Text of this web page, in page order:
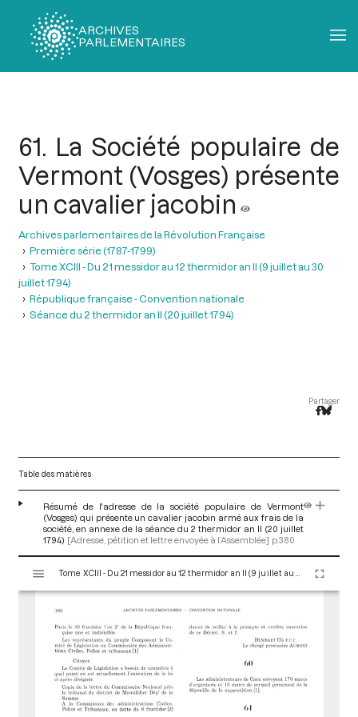
ARCHIVES
PARLEMENTAIRES
61. La Société populaire de
Vermont (Vosges) présente
un cavalier jacobin
Archives parlementaires de la Révolution Française
Première série (1787-1799)
Tome XCIII - Du 21 messidor au 12 thermidor an II (9 juillet au 30
juillet 1794)
République française - Convention nationale
Séance du 2 thermidor an II (20 juillet 1794)
Partager
Table des matières
Résumé de l'adresse de la société populaire de Vermont
(Vosges) qui présente un cavalier jacobin armé aux frais de la
société, en annexe de la séance du 2 thermidor an II (20 juillet
1794) [Adresse, pétition et lettre envoyée à l’Assemblée] p.380
s